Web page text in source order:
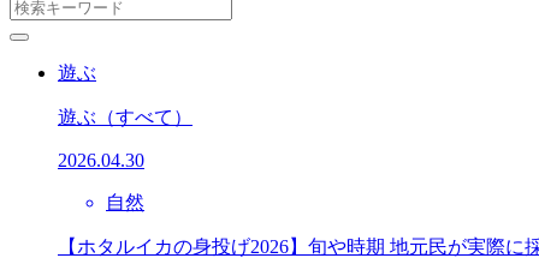
遊ぶ
遊ぶ （すべて）
2026.04.30
自然
【ホタルイカの身投げ2026】旬や時期 地元民が実際に